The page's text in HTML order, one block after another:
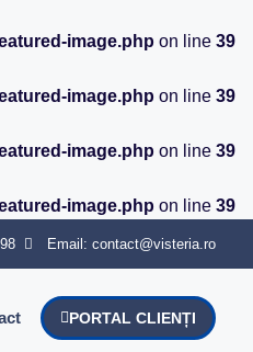
image.php on line 39
image.php on line 39
image.php on line 39
image.php on line 39
Email: contact@visteria.ro
PORTAL CLIENȚI